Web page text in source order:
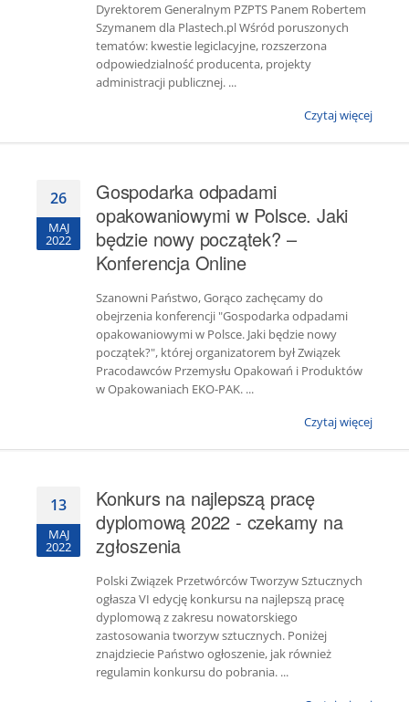
Dyrektorem Generalnym PZPTS Panem Robertem
Szymanem dla Plastech.pl Wśród poruszonych
tematów: kwestie legiclacyjne, rozszerzona
odpowiedzialność producenta, projekty
administracji publicznej. ...
Czytaj więcej
26
MAJ
2022
Gospodarka odpadami
opakowaniowymi w Polsce. Jaki
będzie nowy początek? –
Konferencja Online
Szanowni Państwo, Gorąco zachęcamy do
obejrzenia konferencji "Gospodarka odpadami
opakowaniowymi w Polsce. Jaki będzie nowy
początek?", której organizatorem był Związek
Pracodawców Przemysłu Opakowań i Produktów
w Opakowaniach EKO-PAK. ...
Czytaj więcej
13
MAJ
2022
Konkurs na najlepszą pracę
dyplomową 2022 - czekamy na
zgłoszenia
Polski Związek Przetwórców Tworzyw Sztucznych
ogłasza VI edycję konkursu na najlepszą pracę
dyplomową z zakresu nowatorskiego
zastosowania tworzyw sztucznych. Poniżej
znajdziecie Państwo ogłoszenie, jak również
regulamin konkursu do pobrania. ...